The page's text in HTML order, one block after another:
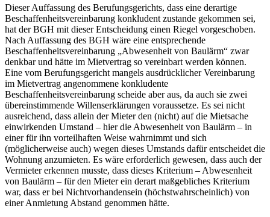
Dieser Auffassung des Berufungsgerichts, dass eine derartige
Beschaffenheitsvereinbarung konkludent zustande gekommen sei,
hat der BGH mit dieser Entscheidung einen Riegel vorgeschoben.
Nach Auffassung des BGH wäre eine entsprechende
Beschaffenheitsvereinbarung „Abwesenheit von Baulärm“ zwar
denkbar und hätte im Mietvertrag so vereinbart werden können.
Eine vom Berufungsgericht mangels ausdrücklicher Vereinbarung
im Mietvertrag angenommene konkludente
Beschaffenheitsvereinbarung scheide aber aus, da auch sie zwei
übereinstimmende Willenserklärungen voraussetze. Es sei nicht
ausreichend, dass allein der Mieter den (nicht) auf die Mietsache
einwirkenden Umstand – hier die Abwesenheit von Baulärm – in
einer für ihn vorteilhaften Weise wahrnimmt und sich
(möglicherweise auch) wegen dieses Umstands dafür entscheidet die
Wohnung anzumieten. Es wäre erforderlich gewesen, dass auch der
Vermieter erkennen musste, dass dieses Kriterium – Abwesenheit
von Baulärm – für den Mieter ein derart maßgebliches Kriterium
war, dass er bei Nichtvorhandensein (höchstwahrscheinlich) von
einer Anmietung Abstand genommen hätte.